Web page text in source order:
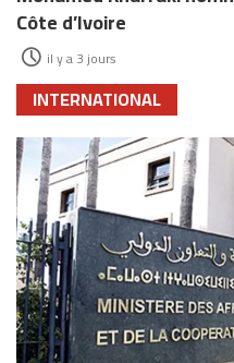
Côte d’Ivoire
il y a 3 jours
INTERNATIONAL